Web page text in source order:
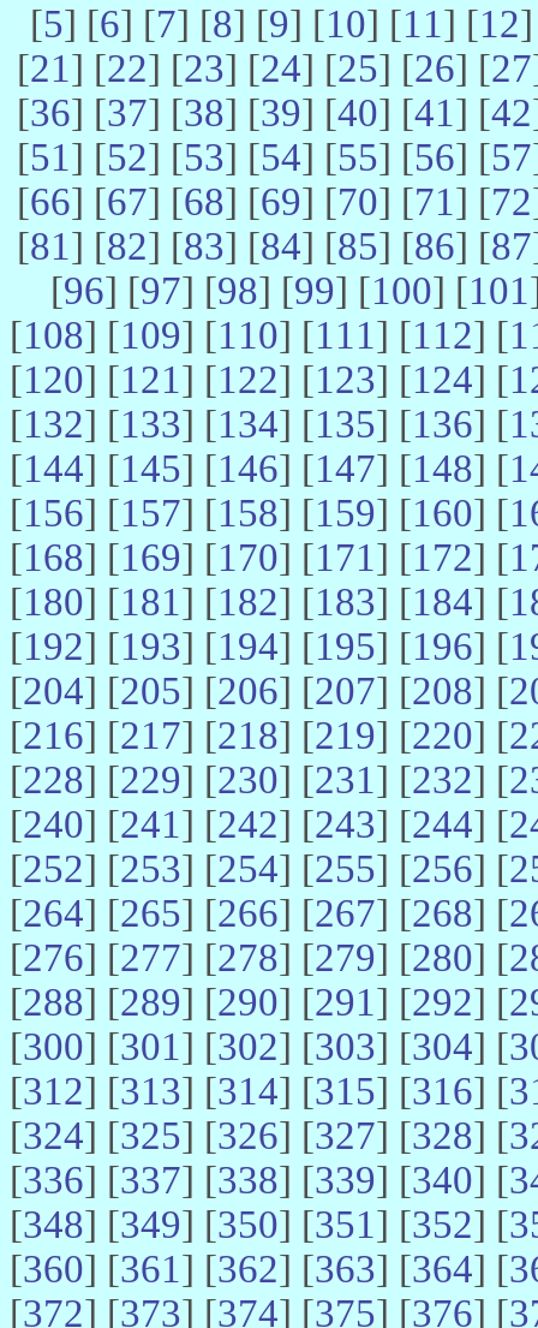
[5] [6] [7] [8] [9] [10] [11] [12
[21] [22] [23] [24] [25] [26] [27
[36] [37] [38] [39] [40] [41] [42
[51] [52] [53] [54] [55] [56] [57
[66] [67] [68] [69] [70] [71] [72
[81] [82] [83] [84] [85] [86] [87
[96] [97] [98] [99] [100] [101
[108] [109] [110] [111] [112] [
[120] [121] [122] [123] [124] [
[132] [133] [134] [135] [136] [
[144] [145] [146] [147] [148] [
[156] [157] [158] [159] [160] [
[168] [169] [170] [171] [172] [
[180] [181] [182] [183] [184] [
[192] [193] [194] [195] [196] [
[204] [205] [206] [207] [208] [
[216] [217] [218] [219] [220] [
[228] [229] [230] [231] [232] [
[240] [241] [242] [243] [244] [
[252] [253] [254] [255] [256] [
[264] [265] [266] [267] [268] [
[276] [277] [278] [279] [280] [
[288] [289] [290] [291] [292] [
[300] [301] [302] [303] [304] [
[312] [313] [314] [315] [316] [
[324] [325] [326] [327] [328] [
[336] [337] [338] [339] [340] [
[348] [349] [350] [351] [352] [
[360] [361] [362] [363] [364] [
[372] [373] [374] [375] [376] [